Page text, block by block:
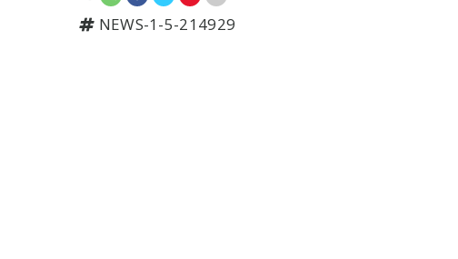
NEWS-1-5-214929